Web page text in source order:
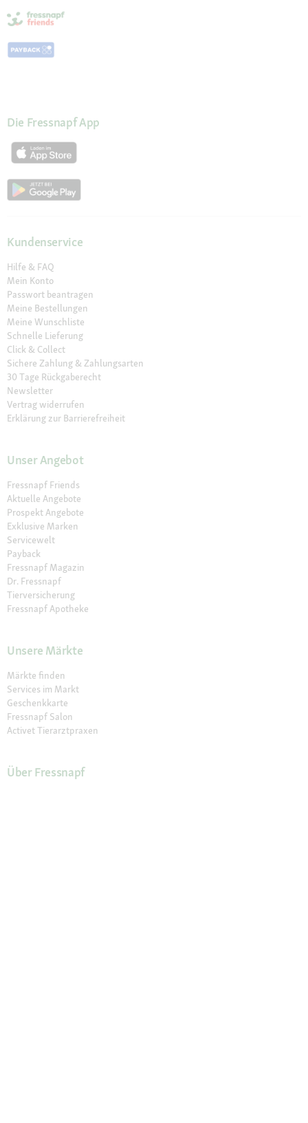
Die Fressnapf App
Kundenservice
Hilfe & FAQ
Mein Konto
Passwort beantragen
Meine Bestellungen
Meine Wunschliste
Schnelle Lieferung
Click & Collect
Sichere Zahlung & Zahlungsarten
30 Tage Rückgaberecht
Newsletter
Vertrag widerrufen
Erklärung zur Barrierefreiheit
Unser Angebot
Fressnapf Friends
Aktuelle Angebote
Prospekt Angebote
Exklusive Marken
Servicewelt
Payback
Fressnapf Magazin
Dr. Fressnapf
Tierversicherung
Fressnapf Apotheke
Unsere Märkte
Märkte finden
Services im Markt
Geschenkkarte
Fressnapf Salon
Activet Tierarztpraxen
Über Fressnapf